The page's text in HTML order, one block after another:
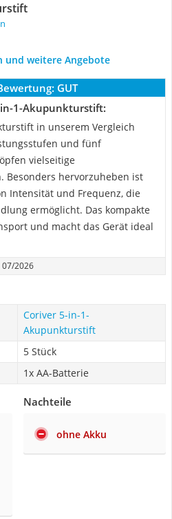
und weitere Angebote
GUT
1-Akupunkturstift:
in unserem Vergleich
und fünf
vielseitige
Besonders hervorzuheben ist
Intensität und Frequenz, die
ermöglicht. Das kompakte
und macht das Gerät ideal
07/2026
Coriver 5-in-1-
Akupunkturstift
5 Stück
1x AA-Batterie
Nachteile
ohne Akku